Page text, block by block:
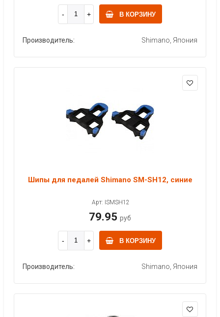
В КОРЗИНУ
Производитель: Shimano, Япония
Шипы для педалей Shimano SM-SH12, синие
Арт: ISMSH12
79.95 руб
В КОРЗИНУ
Производитель: Shimano, Япония